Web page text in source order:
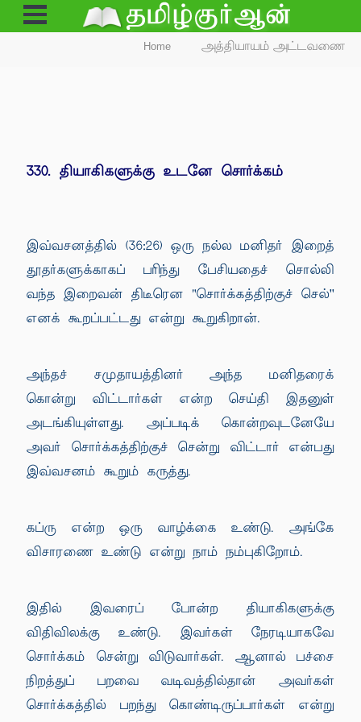
Open
Menu
Home அத்தியாயம் அட்டவணை
330. தியாகிகளுக்கு உடனே சொர்க்கம்
இவ்வசனத்தில் (36:26) ஒரு நல்ல மனிதர் இறைத்
தூதர்களுக்காகப் பரிந்து பேசியதைச் சொல்லி
வந்த இறைவன் திடீரென "சொர்க்கத்திற்குச் செல்''
எனக் கூறப்பட்டது என்று கூறுகிறான்.
அந்தச் சமுதாயத்தினர் அந்த மனிதரைக்
கொன்று விட்டார்கள் என்ற செய்தி இதனுள்
அடங்கியுள்ளது. அப்படிக் கொன்றவுடனேயே
அவர் சொர்க்கத்திற்குச் சென்று விட்டார் என்பது
இவ்வசனம் கூறும் கருத்து.
கப்ரு என்ற ஒரு வாழ்க்கை உண்டு. அங்கே
விசாரணை உண்டு என்று நாம் நம்புகிறோம்.
இதில் இவரைப் போன்ற தியாகிகளுக்கு
விதிவிலக்கு உண்டு. இவர்கள் நேரடியாகவே
சொர்க்கம் சென்று விடுவார்கள். ஆனால் பச்சை
நிறத்துப் பறவை வடிவத்தில்தான் அவர்கள்
சொர்க்கத்தில் பறந்து கொண்டிருப்பார்கள் என்று